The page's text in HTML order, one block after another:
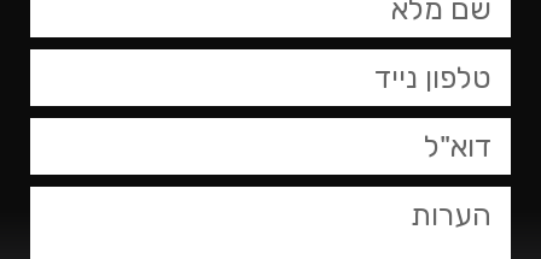
קשר,
באפשרותך
ללחוץ
אנטר
לאזור